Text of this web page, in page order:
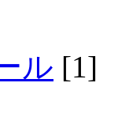
ル [1]